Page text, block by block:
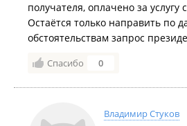
получателя, оплачено за услугу
Остаётся только направить по
обстоятельствам запрос
Спасибо 0
Владимир Стуков